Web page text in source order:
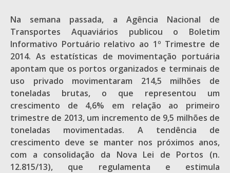
Na semana passada, a Agência Nacional de
Transportes Aquaviários publicou o Boletim
Informativo Portuário relativo ao 1º Trimestre de
2014. As estatísticas de movimentação portuária
apontam que os portos organizados e terminais de
uso privado movimentaram 214,5 milhões de
toneladas brutas, o que representou um
crescimento de 4,6% em relação ao primeiro
trimestre de 2013, um incremento de 9,5 milhões de
toneladas movimentadas. A tendência de
crescimento deve se manter nos próximos anos,
com a consolidação da Nova Lei de Portos (n.
12.815/13), que regulamenta e estimula